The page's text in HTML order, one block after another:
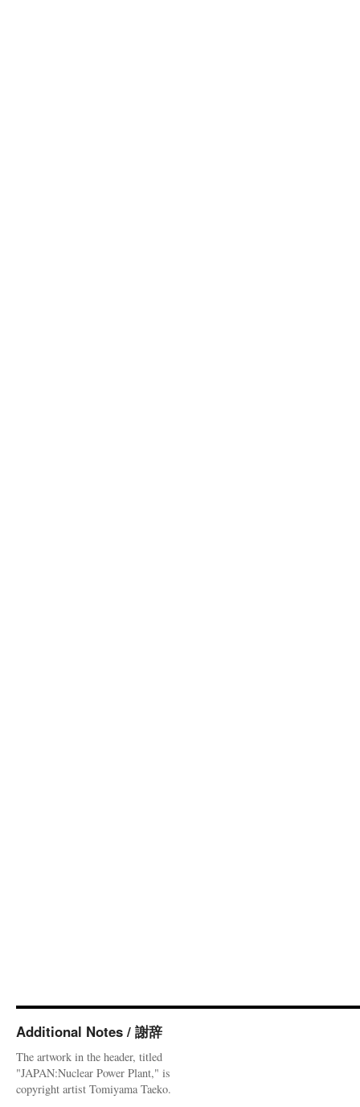
Additional Notes / 謝辞
The artwork in the header, titled
"JAPAN:Nuclear Power Plant," is
copyright artist Tomiyama Taeko.